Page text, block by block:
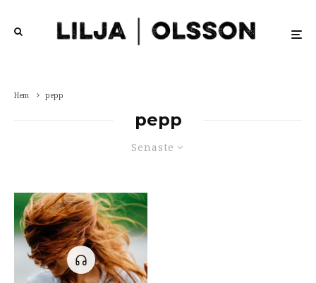
Hem pepp
pepp
Senaste